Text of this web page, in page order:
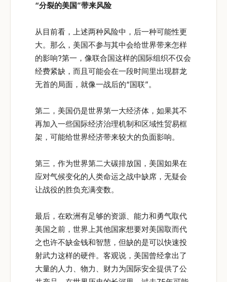
“分裂的美国”带来风险
从目前看，上述两种风险中，后一种可能性更
大。那么，美国不参与其中会给世界带来怎样
的影响?第一，像联合国这样的国际组织不仅会
经费紧缺，而且可能会在一段时间里出现群龙
无首的局面，就像一战后的“国联”。
第二，美国仍是世界第一大经济体，如果其不
再加入一些国际经济治理机制和区域性贸易框
架，可能给世界经济带来较大的负面影响。
第三，作为世界第二大碳排放国，美国如果在
应对气候变化的人类命运之战中缺席，无疑会
让战役的胜负充满变数。
最后，在欧洲有足够的资源、能力和勇气取代
美国之前，世界上其他国家想要对美国取而代
之也许不缺金钱和智慧，但缺的是可以快速投
射武力这样的硬件。客观说，美国曾经拿出了
大量的人力、物力、财力为国际安全提供了公